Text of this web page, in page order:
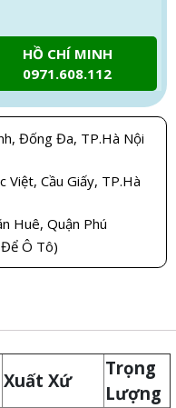
HỒ CHÍ MINH
0971.608.112
Đống Đa, TP.Hà Nội
Việt, Cầu Giấy, TP.Hà
Huê, Quận Phú
Để Ô Tô)
Xuất Xứ
Trọng
Lượng